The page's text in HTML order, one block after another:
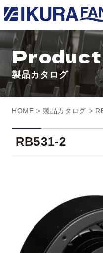
Product
製品カタログ
HOME > 製品カタログ >
RB531-2